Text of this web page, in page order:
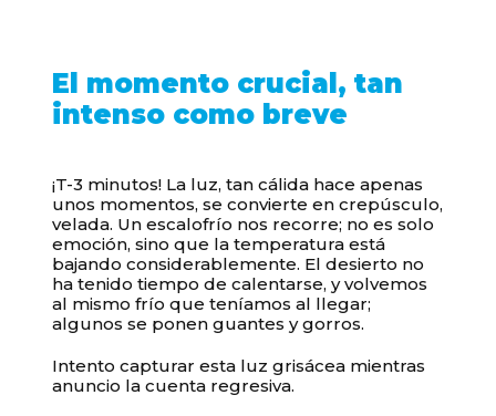
El momento crucial, tan
intenso como breve
¡T-3 minutos! La luz, tan cálida hace apenas
unos momentos, se convierte en crepúsculo,
velada. Un escalofrío nos recorre; no es solo
emoción, sino que la temperatura está
bajando considerablemente. El desierto no
ha tenido tiempo de calentarse, y volvemos
al mismo frío que teníamos al llegar;
algunos se ponen guantes y gorros.
Intento capturar esta luz grisácea mientras
anuncio la cuenta regresiva.